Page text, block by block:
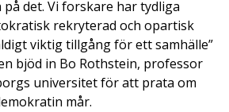
det. Vi forskare har tydliga
rekryterad och opartisk
viktig tillgång för ett samhälle”
bjöd in Bo Rothstein, professor
universitet för att prata om
mår.